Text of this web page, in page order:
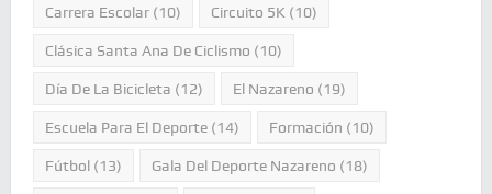
Carrera Escolar(10) Circuito 5K(10)
Clásica Santa Ana De Ciclismo (10)
Día De La Bicicleta (12) El Nazareno (19)
Escuela Para El Deporte(14) Formación (10)
Fútbol(13) Gala Del Deporte Nazareno (18)